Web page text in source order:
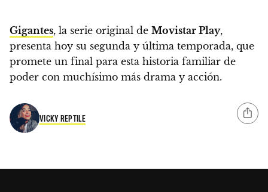
Gigantes, la serie original de Movistar Play,
presenta hoy su segunda y última temporada, que
promete un final para esta historia familiar de
poder con muchísimo más drama y acción.
VICKY REPTILE